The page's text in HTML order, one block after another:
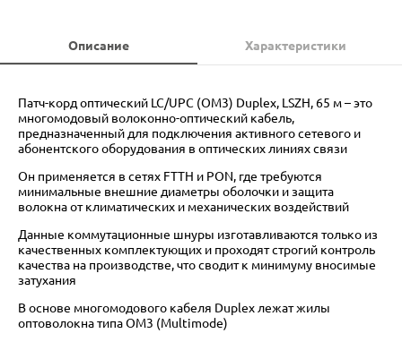
Описание Характеристики
Патч-корд оптический LC/UPC (OM3) Duplex, LSZH, 65 м – это
многомодовый волоконно-оптический кабель,
предназначенный для подключения активного сетевого и
абонентского оборудования в оптических линиях связи
Он применяется в сетях FTTH и PON, где требуются
минимальные внешние диаметры оболочки и защита
волокна от климатических и механических воздействий
Данные коммутационные шнуры изготавливаются только из
качественных комплектующих и проходят строгий контроль
качества на производстве, что сводит к минимуму вносимые
затухания
В основе многомодового кабеля Duplex лежат жилы
оптоволокна типа OM3 (Multimode)